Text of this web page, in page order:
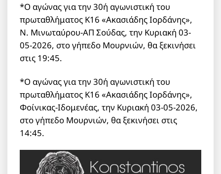
*Ο αγώνας για την 30ή αγωνιστική του
πρωταθλήματος Κ16 «Ακασιάδης Ιορδάνης»,
Ν. Μινωταύρου-ΑΠ Σούδας, την Κυριακή 03-
05-2026, στο γήπεδο Μουρνιών, θα ξεκινήσει
στις 19:45.
*Ο αγώνας για την 30ή αγωνιστική του
πρωταθλήματος Κ16 «Ακασιάδης Ιορδάνης»,
Φοίνικας-Ιδομενέας, την Κυριακή 03-05-2026,
στο γήπεδο Μουρνιών, θα ξεκινήσει στις
14:45.